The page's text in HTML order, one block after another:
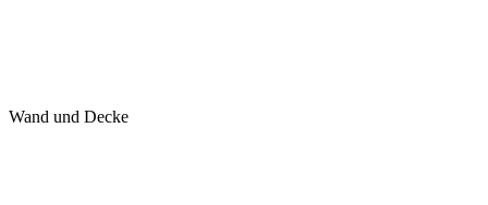
Wand und Decke